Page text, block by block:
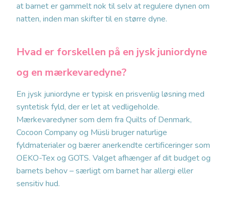
at barnet er gammelt nok til selv at regulere dynen om
natten, inden man skifter til en større dyne.
Hvad er forskellen på en jysk juniordyne
og en mærkevaredyne?
En jysk juniordyne er typisk en prisvenlig løsning med
syntetisk fyld, der er let at vedligeholde.
Mærkevaredyner som dem fra Quilts of Denmark,
Cocoon Company og Müsli bruger naturlige
fyldmaterialer og bærer anerkendte certificeringer som
OEKO-Tex og GOTS. Valget afhænger af dit budget og
barnets behov – særligt om barnet har allergi eller
sensitiv hud.